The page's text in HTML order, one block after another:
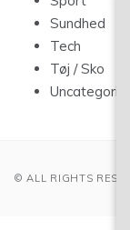
Sundhed
Tech
Tøj / Sko
© ALL RIGHTS